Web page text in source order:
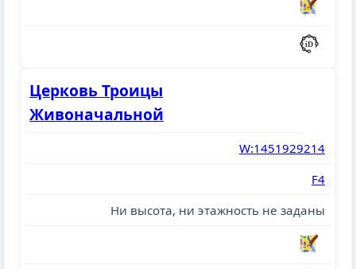
Церковь Троицы
Живоначальной
W:1451929214
F4
Ни высота, ни этажность не заданы